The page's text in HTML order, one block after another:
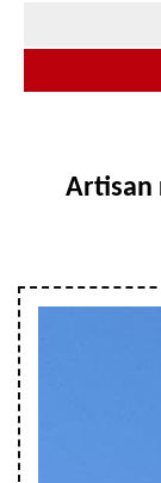
Artisan